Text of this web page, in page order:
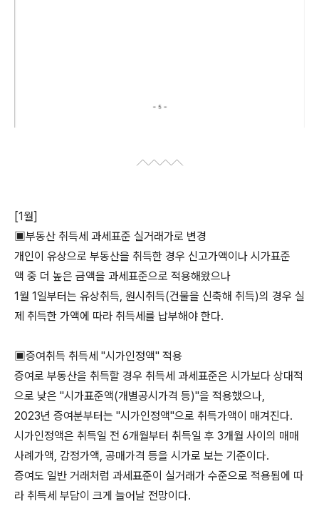
[1월]
▣부동산 취득세 과세표준 실거래가로 변경
개인이 유상으로 부동산을 취득한 경우 신고가액이나 시가표준
액 중 더 높은 금액을 과세표준으로 적용해왔으나
1월 1일부터는 유상취득, 원시취득(건물을 신축해 취득)의 경우 실
제 취득한 가액에 따라 취득세를 납부해야 한다.
▣증여취득 취득세 "시가인정액" 적용
증여로 부동산을 취득할 경우 취득세 과세표준은 시가보다 상대적
으로 낮은 "시가표준액(개별공시가격 등)"을 적용했으나,
2023년 증여분부터는 "시가인정액"으로 취득가액이 매겨진다.
시가인정액은 취득일 전 6개월부터 취득일 후 3개월 사이의 매매
사례가액, 감정가액, 공매가격 등을 시가로 보는 기준이다.
증여도 일반 거래처럼 과세표준이 실거래가 수준으로 적용됨에 따
라 취득세 부담이 크게 늘어날 전망이다.